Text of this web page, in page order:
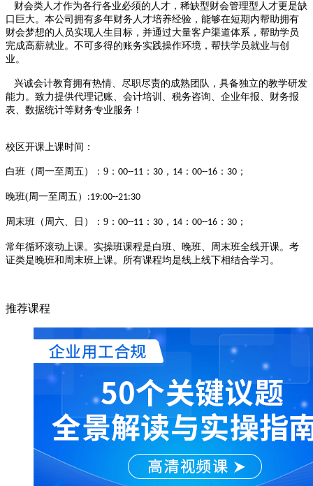
财会类人才作为各行各业必须的人才，稀缺型财会管理型人才更是缺
口巨大。本公司拥有多年财务人才培养经验，能够在短期内帮助拥有
财会梦想的人员实现人生目标，并通过大量客户渠道体系，帮助学员
完成高薪就业。不可多得的账务实践操作环境，帮扶学员就业与创
业。
兴诚会计教育拥有热情、尽职尽责的成熟团队， 具备独立的教学研发
能力。 致力提供代理记账、会计培训、税务咨询、企业年报、财务报
表、数据统计等财务专业服务！
校区开课上课时间 ：
白班（周一至周五）： 9 ： 00--11 ： 30 ， 14 ： 00--16 ： 30 ；
晚班(周一至周五） :19:00--21:30
周末班（周六、日）： 9 ： 00--11 ： 30 ， 14 ： 00--16 ： 30 ；
常年循环滚动上课。实操班课程是白班、晚班、周末班全线开课。考
证类是晚班和周末班上课。所有课程均是线上线下相结合学习。
推荐课程